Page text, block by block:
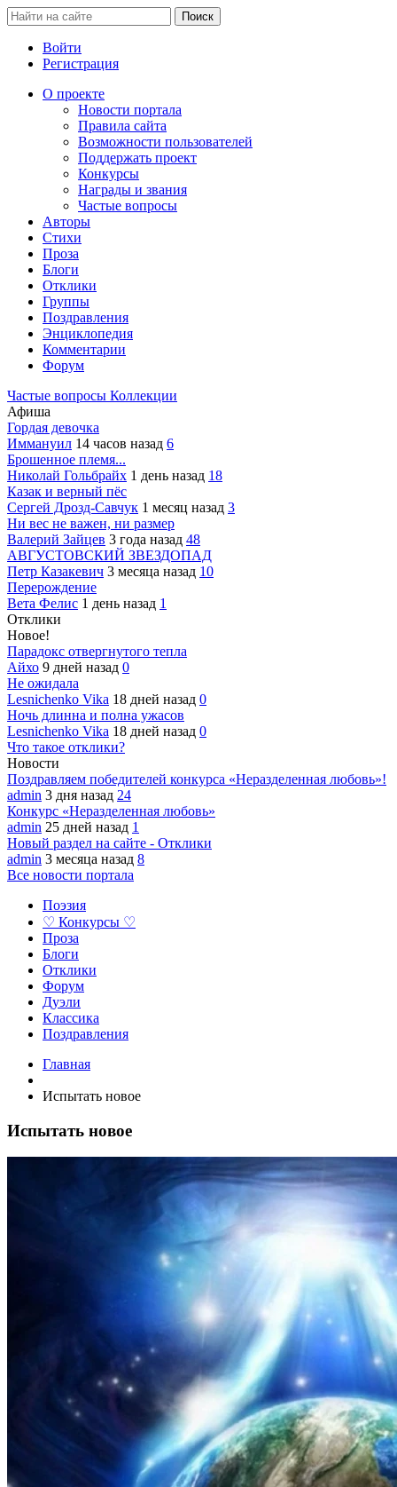
Войти
Регистрация
О проекте
Новости портала
Правила сайта
Возможности пользователей
Поддержать проект
Конкурсы
Награды и звания
Частые вопросы
Авторы
Стихи
Проза
Блоги
Отклики
Группы
Поздравления
Энциклопедия
Комментарии
Форум
Частые вопросы Коллекции
Афиша
Гордая девочка
Иммануил 14 часов назад 6
Брошенное племя...
Николай Гольбрайх 1 день назад 18
Казак и верный пёс
Сергей Дрозд-Савчук 1 месяц назад 3
Ни вес не важен, ни размер
Валерий Зайцев 3 года назад 48
АВГУСТОВСКИЙ ЗВЕЗДОПАД
Петр Казакевич 3 месяца назад 10
Перерождение
Вета Фелис 1 день назад 1
Отклики
Новое!
Парадокс отвергнутого тепла
Айхо 9 дней назад 0
Не ожидала
Lesnichenko Vika 18 дней назад 0
Ночь длинна и полна ужасов
Lesnichenko Vika 18 дней назад 0
Что такое отклики?
Новости
Поздравляем победителей конкурса «Неразделенная любовь»!
admin 3 дня назад 24
Конкурс «Неразделенная любовь»
admin 25 дней назад 1
Новый раздел на сайте - Отклики
admin 3 месяца назад 8
Все новости портала
Поэзия
♡ Конкурсы ♡
Проза
Блоги
Отклики
Форум
Дуэли
Классика
Поздравления
Главная
Испытать новое
Испытать новое